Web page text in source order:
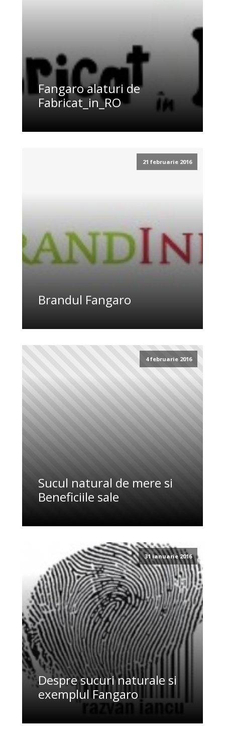
Fangaro alaturi de
Fabricat_in_RO
21 februarie 2016
Brandul Fangaro
4 februarie 2016
Sucul natural de mere si
Beneficiile sale
31 ianuarie 2016
Despre sucuri naturale si
exemplul Fangaro